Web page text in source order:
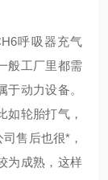
呼吸器充气
般工厂里都需
动力设备。
如轮胎打气，
售后也很*，
为成熟，这样